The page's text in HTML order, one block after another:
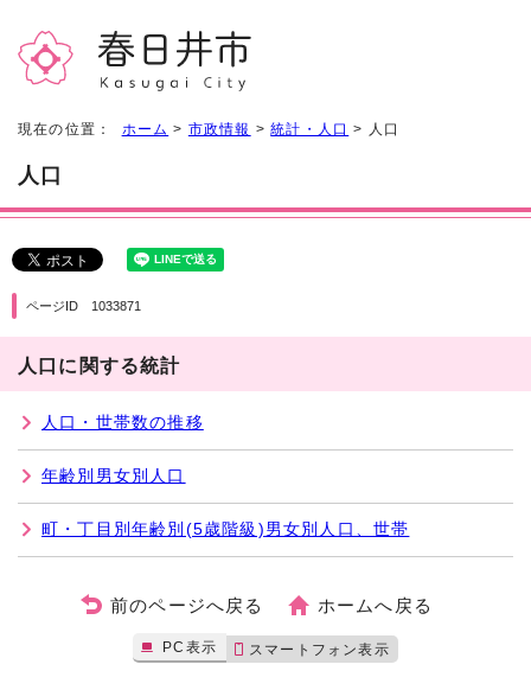
現在の位置： ホーム > 市政情報 >統計・人口 > 人口
人口
ページID 1033871
人口に関する統計
人口・世帯数の推移
年齢別男女別人口
町・丁目別年齢別(5歳階級)男女別人口、世帯
前のページへ戻る ホームへ戻る
PC表示 スマートフォン表示